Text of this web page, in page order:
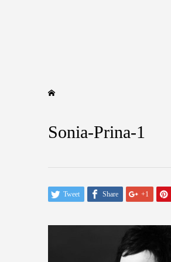
Sonia-Prina-1
Tweet Share +1